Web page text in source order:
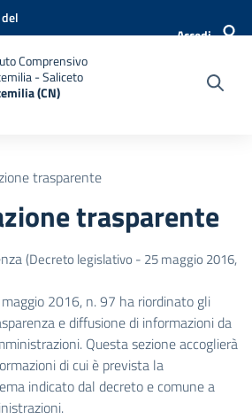
Accedi
Comprensivo
- Saliceto
(CN)
trasparente
trasparente
(Decreto legislativo - 25 maggio 2016,
2016, n. 97 ha riordinato gli
e diffusione di informazioni da
Questa sezione accoglierà
di cui è prevista la
indicato dal decreto e comune a